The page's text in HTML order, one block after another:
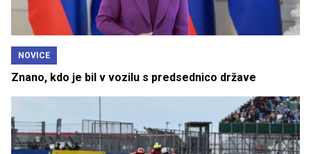
NOVICE
Znano, kdo je bil v vozilu s predsednico države